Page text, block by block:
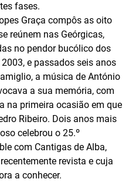
fases.
Graça compôs as oito
reúnem nas Geórgicas,
no pendor bucólico dos
e passados seis anos
a música de António
a sua memória, com
na primeira ocasião em que
Ribeiro. Dois anos mais
celebrou o 25.º
com Cantigas de Alba,
revista e cuja
a conhecer.